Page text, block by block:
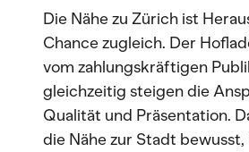
Die Nähe zu Zürich ist
Chance zugleich. Der
vom zahlungskräftigen
gleichzeitig steigen die
Qualität und Präsentation.
die Nähe zur Stadt